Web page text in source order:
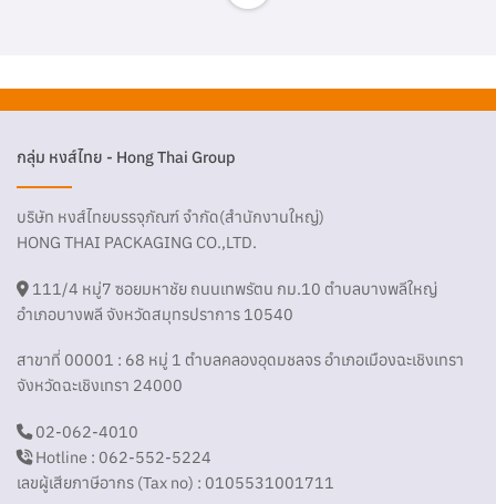
กลุ่ม หงส์ไทย - Hong Thai Group
บริษัท หงส์ไทยบรรจุภัณฑ์ จำกัด(สำนักงานใหญ่)
HONG THAI PACKAGING CO.,LTD.
111/4 หมู่7 ซอยมหาชัย ถนนเทพรัตน กม.10 ตำบลบางพลีใหญ่
อำเภอบางพลี จังหวัดสมุทรปราการ 10540
สาขาที่ 00001 : 68 หมู่ 1 ตำบลคลองอุดมชลจร อำเภอเมืองฉะเชิงเทรา
จังหวัดฉะเชิงเทรา 24000
02-062-4010
Hotline : 062-552-5224
เลขผู้เสียภาษีอากร (Tax no) : 0105531001711